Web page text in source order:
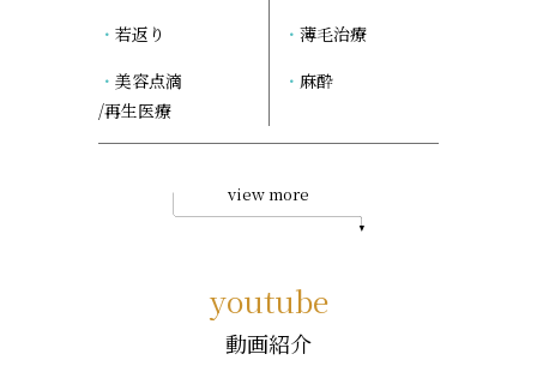
若返り
美容点滴
/再生医療
薄毛治療
麻酔
view more
youtube
動画紹介